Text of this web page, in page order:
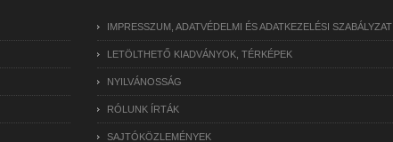
IMPRESSZUM, ADATVÉDELMI ÉS ADATKEZELÉSI SZABÁLYZAT
LETÖLTHETŐ KIADVÁNYOK, TÉRKÉPEK
NYILVÁNOSSÁG
RÓLUNK ÍRTÁK
SAJTÓKÖZLEMÉNYEK